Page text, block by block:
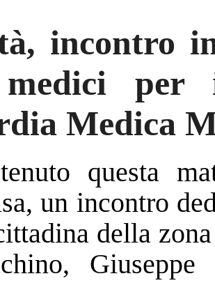
incontro
per
Medica
questa
un incontro
della